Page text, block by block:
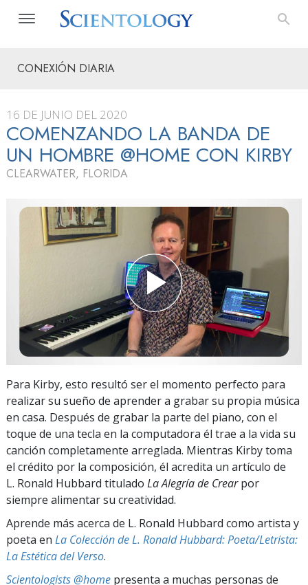
CONEXIÓN DIARIA
16 DE JUNIO DEL 2020
COMENZANDO LA BANDA DE
UN HOMBRE @HOME CON KIRBY
CLEARWATER, FLORIDA
Para Kirby, esto resultó ser el momento perfecto para
realizar su sueño de aprender a grabar su propia música
en casa. Después de grabar la parte del piano, con el
toque de una tecla en la computadora él trae a la vida su
canción completamente arreglada. Mientras Kirby toma
el crédito por la composición, él acredita un artículo de
L. Ronald Hubbard titulado La Alegría de Crearpor
siempre alimentar su creatividad.
Aprende más acerca de L. Ronald Hubbard como artista y
poeta en La Colección de L. Ronald Hubbard: Poeta/Letrista:
La Estética del Verso.
Scientologists @home presenta a muchas personas de